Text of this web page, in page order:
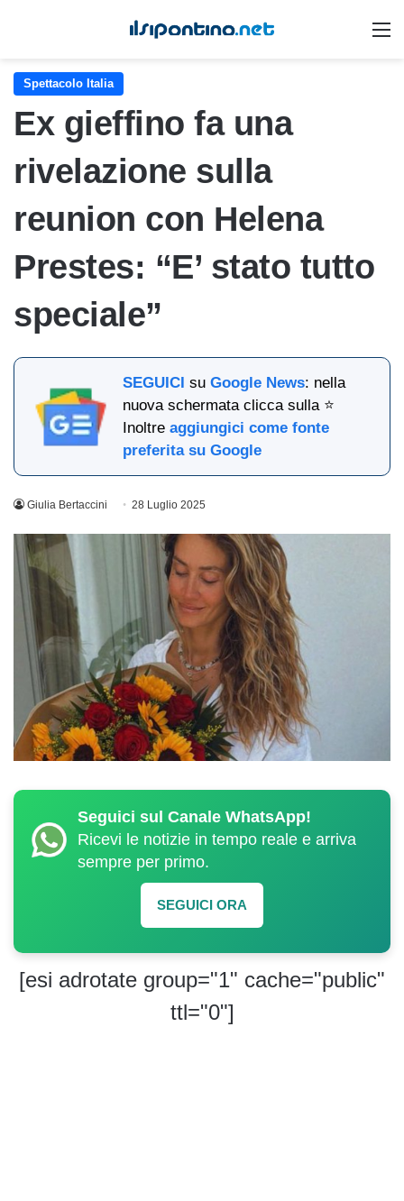
Spettacolo Italia
Ex gieffino fa una
rivelazione sulla
reunion con Helena
Prestes: “E’ stato tutto
speciale”
SEGUICI suGoogle News: nella
nuova schermata clicca sulla ⭐
Inoltreaggiungici come fonte
preferita su Google
Giulia Bertaccini 28 Luglio 2025
Seguici sul Canale WhatsApp!
Ricevi le notizie in tempo reale e arriva
sempre per primo.
SEGUICI ORA
[esi adrotate group="1" cache="public"
ttl="0"]